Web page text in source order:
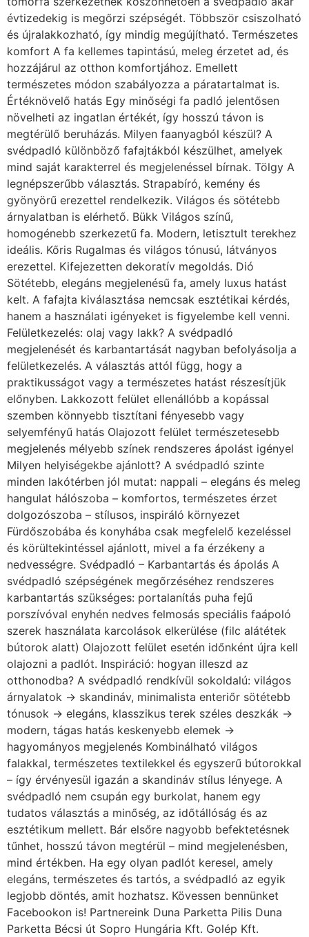
évtizedekig is megőrzi szépségét. Többször csiszolható
és újralakkozható, így mindig megújítható. Természetes
komfort A fa kellemes tapintású, meleg érzetet ad, és
hozzájárul az otthon komfortjához. Emellett
természetes módon szabályozza a páratartalmat is.
Értéknövelő hatás Egy minőségi fa padló jelentősen
növelheti az ingatlan értékét, így hosszú távon is
megtérülő beruházás. Milyen faanyagból készül? A
svédpadló különböző fafajtákból készülhet, amelyek
mind saját karakterrel és megjelenéssel bírnak. Tölgy A
legnépszerűbb választás. Strapabíró, kemény és
gyönyörű erezettel rendelkezik. Világos és sötétebb
árnyalatban is elérhető. Bükk Világos színű,
homogénebb szerkezetű fa. Modern, letisztult terekhez
ideális. Kőris Rugalmas és világos tónusú, látványos
erezettel. Kifejezetten dekoratív megoldás. Dió
Sötétebb, elegáns megjelenésű fa, amely luxus hatást
kelt. A fafajta kiválasztása nemcsak esztétikai kérdés,
hanem a használati igényeket is figyelembe kell venni.
Felületkezelés: olaj vagy lakk? A svédpadló
megjelenését és karbantartását nagyban befolyásolja a
felületkezelés. A választás attól függ, hogy a
praktikusságot vagy a természetes hatást részesítjük
előnyben. Lakkozott felület ellenállóbb a kopással
szemben könnyebb tisztítani fényesebb vagy
selyemfényű hatás Olajozott felület természetesebb
megjelenés mélyebb színek rendszeres ápolást igényel
Milyen helyiségekbe ajánlott? A svédpadló szinte
minden lakótérben jól mutat: nappali – elegáns és meleg
hangulat hálószoba – komfortos, természetes érzet
dolgozószoba – stílusos, inspiráló környezet
Fürdőszobába és konyhába csak megfelelő kezeléssel
és körültekintéssel ajánlott, mivel a fa érzékeny a
nedvességre. Svédpadló – Karbantartás és ápolás A
svédpadló szépségének megőrzéséhez rendszeres
karbantartás szükséges: portalanítás puha fejű
porszívóval enyhén nedves felmosás speciális faápoló
szerek használata karcolások elkerülése (filc alátétek
bútorok alatt) Olajozott felület esetén időnként újra kell
olajozni a padlót. Inspiráció: hogyan illeszd az
otthonodba? A svédpadló rendkívül sokoldalú: világos
árnyalatok → skandináv, minimalista enteriőr sötétebb
tónusok → elegáns, klasszikus terek széles deszkák →
modern, tágas hatás keskenyebb elemek →
hagyományos megjelenés Kombinálható világos
falakkal, természetes textilekkel és egyszerű bútorokkal
– így érvényesül igazán a skandináv stílus lényege. A
svédpadló nem csupán egy burkolat, hanem egy
tudatos választás a minőség, az időtállóság és az
esztétikum mellett. Bár elsőre nagyobb befektetésnek
tűnhet, hosszú távon megtérül – mind megjelenésben,
mind értékben. Ha egy olyan padlót keresel, amely
elegáns, természetes és tartós, a svédpadló az egyik
legjobb döntés, amit hozhatsz. Kövessen bennünket
Facebookon is! Partnereink Duna Parketta Pilis Duna
Parketta Bécsi út Sopro Hungária Kft. Golép Kft.